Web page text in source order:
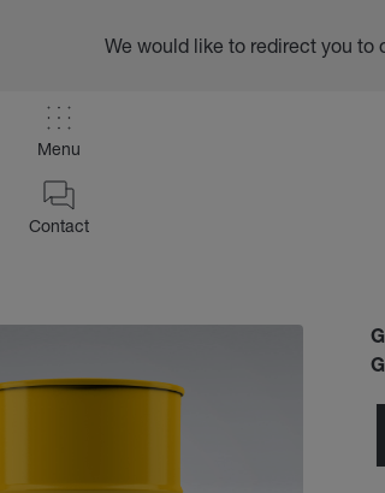
Menu
Contact
We would like to redirect you to